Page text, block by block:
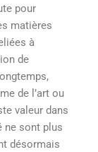
pour
matières
à
de
de l’art ou
valeur dans
ne sont plus
désormais